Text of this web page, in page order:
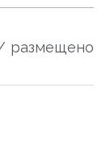
размещено